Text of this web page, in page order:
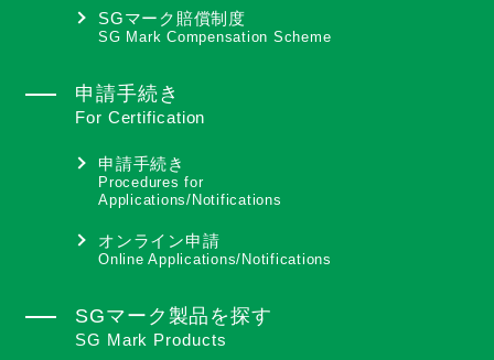
SGマーク賠償制度
SG Mark Compensation Scheme
申請手続き
For Certification
申請手続き
Procedures for
Applications/Notifications
オンライン申請
Online Applications/Notifications
SGマーク製品を探す
SG Mark Products